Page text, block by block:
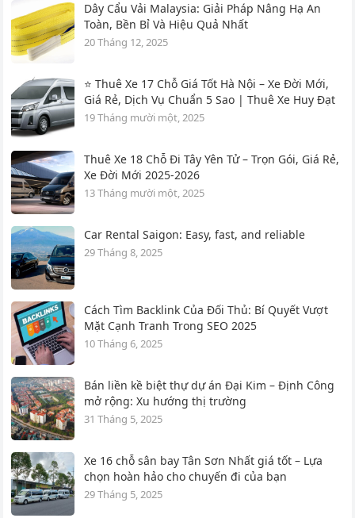
Dây Cẩu Vải Malaysia: Giải Pháp Nâng Hạ An
Toàn, Bền Bỉ Và Hiệu Quả Nhất
20 Tháng 12, 2025
⭐ Thuê Xe 17 Chỗ Giá Tốt Hà Nội – Xe Đời Mới,
Giá Rẻ, Dịch Vụ Chuẩn 5 Sao | Thuê Xe Huy Đạt
19 Tháng mười một, 2025
Thuê Xe 18 Chỗ Đi Tây Yên Tử – Trọn Gói, Giá Rẻ,
Xe Đời Mới 2025-2026
13 Tháng mười một, 2025
Car Rental Saigon: Easy, fast, and reliable
29 Tháng 8, 2025
Cách Tìm Backlink Của Đối Thủ: Bí Quyết Vượt
Mặt Cạnh Tranh Trong SEO 2025
10 Tháng 6, 2025
Bán liền kề biệt thự dự án Đại Kim – Định Công
mở rộng: Xu hướng thị trường
31 Tháng 5, 2025
Xe 16 chỗ sân bay Tân Sơn Nhất giá tốt – Lựa
chọn hoàn hảo cho chuyến đi của bạn
29 Tháng 5, 2025